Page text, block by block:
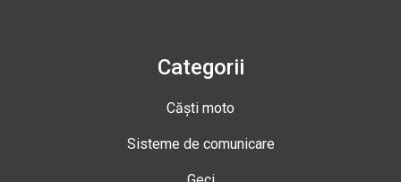
Categorii
Căști moto
Sisteme de comunicare